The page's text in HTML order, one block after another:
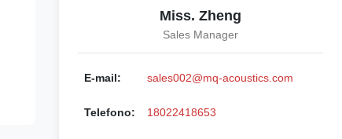
Miss. Zheng
Sales Manager
E-mail: sales002@mq-acoustics.com
Telefono: 18022418653